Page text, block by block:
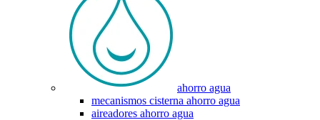
ahorro agua
mecanismos cisterna ahorro agua
aireadores ahorro agua